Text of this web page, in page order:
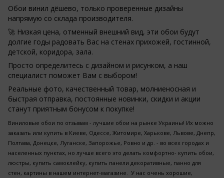
Обои винил дёшево, только проверенные дизайны
напрямую со склада производителя.
🚀 Низкая цена, отменный внешний вид, эти обои будут
долгие годы радовать Вас на стенах прихожей, гостинной,
детской, коридора, зала.
Просто определитесь с дизайном и рисунком, а наш
специалист поможет Вам с выбором!
Реальные фото, качественный товар, молниеносная и
быстрая отправка, постоянные новинки, скидки и акции
станут приятным бонусом к покупке!
Виниловые обои по отзывам - лучшие обои на рынке Украины! Их можно
заказать или купить в Киеве, Одессе, Житомире, Харькове, Львове, Днепр,
Полтава, Донецке, Луганске, Запорожье, Ровно и др. - во всех городах и
населенных пунктах, но лучше всего это делать комфортно- купить обои,
люстры, купить самоклейку, купить панели декоративные, панно для
стен, картины в нашем интернет-магазине. У нас очень хорошие,